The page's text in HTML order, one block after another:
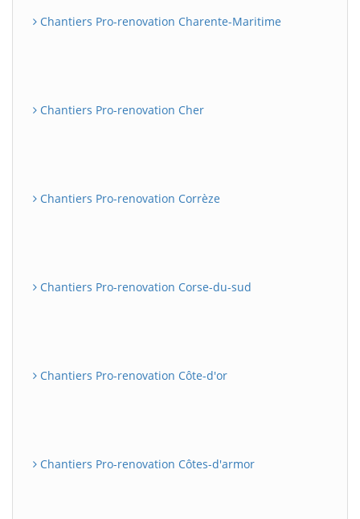
Chantiers Pro-renovation Charente-Maritime
Chantiers Pro-renovation Cher
Chantiers Pro-renovation Corrèze
Chantiers Pro-renovation Corse-du-sud
Chantiers Pro-renovation Côte-d'or
Chantiers Pro-renovation Côtes-d'armor